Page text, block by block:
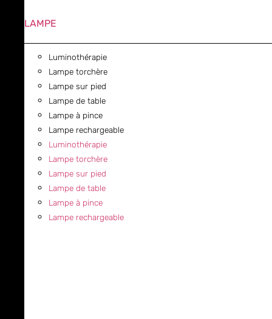
LAMPE
Luminothérapie
Lampe torchère
Lampe sur pied
Lampe de table
Lampe à pince
Lampe rechargeable
Luminothérapie
Lampe torchère
Lampe sur pied
Lampe de table
Lampe à pince
Lampe rechargeable